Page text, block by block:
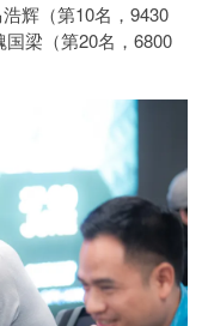
辉（第10名，9430
梁（第20名，6800